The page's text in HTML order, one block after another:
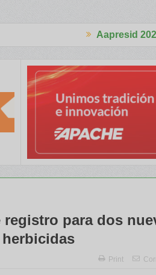
Aapresid 2026
para dos
Print